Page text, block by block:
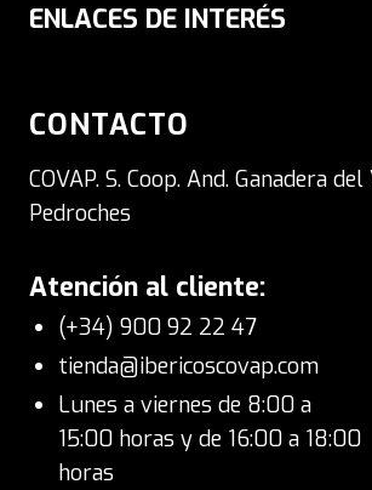
ENLACES DE INTERÉS
CONTACTO
COVAP. S. Coop. And. Ganadera
Pedroches
Atención al cliente:
(+34) 900 92 22 47
tienda@ibericoscovap.com
Lunes a viernes de 8:00 a
15:00 horas y de 16:00 a 18:00
horas